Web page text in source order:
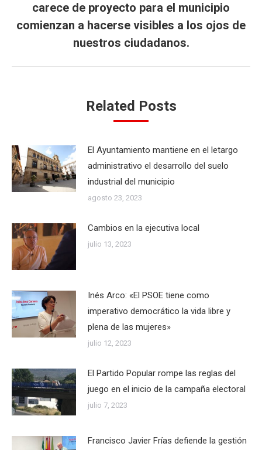
Publicación
siguiente:
carece de proyecto para el municipio
comienzan a hacerse visibles a los ojos de
nuestros ciudadanos.
Related Posts
El Ayuntamiento mantiene en el letargo
administrativo el desarrollo del suelo
industrial del municipio
agosto 23, 2023
Cambios en la ejecutiva local
julio 13, 2023
Inés Arco: «El PSOE tiene como
imperativo democrático la vida libre y
plena de las mujeres»
julio 12, 2023
El Partido Popular rompe las reglas del
juego en el inicio de la campaña electoral
julio 7, 2023
Francisco Javier Frías defiende la gestión